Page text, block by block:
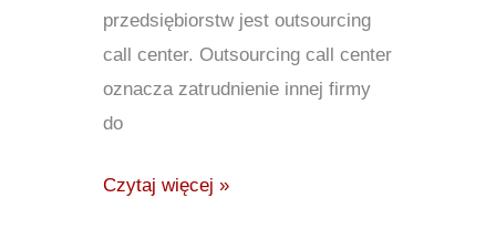
przedsiębiorstw jest outsourcing
call center. Outsourcing call center
oznacza zatrudnienie innej firmy
do
Czytaj więcej »